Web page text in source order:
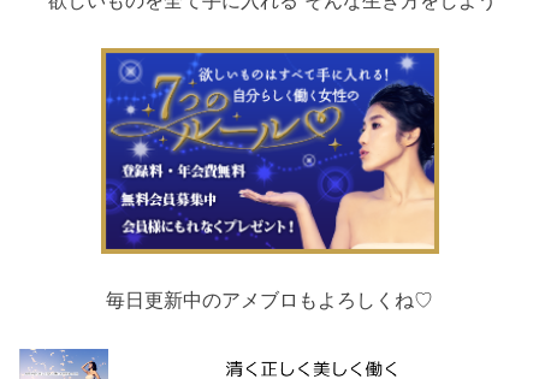
毎日更新中のアメブロもよろしくね♡